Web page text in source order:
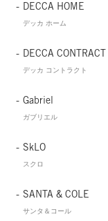
DECCA HOME
デッカ ホーム
DECCA CONTRACT
デッカ コントラクト
Gabriel
ガブリエル
SkLO
スクロ
SANTA & COLE
サンタ＆コール